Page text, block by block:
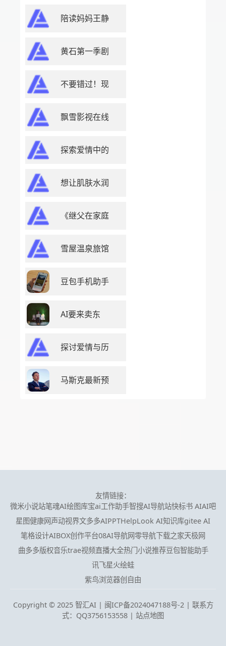
陪读妈妈王静
黄石第一季剧
不要错过！现
飘雪影视在线
探索爱情中的
想让肌肤水润
《继父在家庭
雪屋温泉旅馆
豆包手机助手
AI要来卖东
探讨爱情与历
马斯克最新预
友情链接：
微米小说站笔魂AI绘图库宝ai工作助手智搜AI导航站快标书 AIAI吧
星图健康网声动视界文多多AIPPTHelpLook AI知识库gitee AI
笔格设计AIBOX创作平台08AI导航网零导航下载之家天极网
曲多多版权音乐trae视频直播大全热门小说推荐豆包智能助手
讯飞星火绘蛙
紫鸟浏览器创自由
Copyright © 2025 智汇AI | 闽ICP备2024047188号-2 | 联系方
式：QQ3756153558 | 站点地图